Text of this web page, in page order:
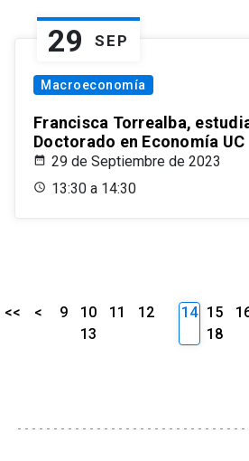
29 SEP
Macroeconomía
Francisca Torrealba,
Doctorado en Economía UC
29 de Septiembre de 2023
13:30 a 14:30
<< < 9 10 11
12
13
14 15
18